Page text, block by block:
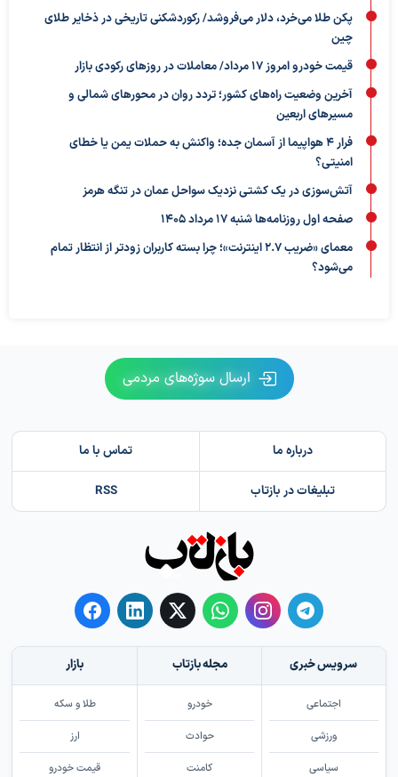
پکن طلا می‌خرد، دلار می‌فروشد/ رکوردشکنی تاریخی در ذخایر طلای
چین
قیمت خودرو امروز ۱۷ مرداد/ معاملات در روزهای رکودی بازار
آخرین وضعیت راه‌های کشور؛ تردد روان در محورهای شمالی و
مسیرهای اربعین
فرار ۴ هواپیما از آسمان جده؛ واکنش به حملات یمن یا خطای
امنیتی؟
آتش‌سوزی در یک کشتی نزدیک سواحل عمان در تنگه هرمز
صفحه اول روزنامه‌ها شنبه 17 مرداد 1405
معمای «ضریب ۲.۷ اینترنت»؛ چرا بسته کاربران زودتر از انتظار تمام
می‌شود؟
ارسال سوژه‌های مردمی
درباره ما تماس با ما
تبلیغات در بازتاب RSS
سرویس خبری
اجتماعی
ورزشی
سیاسی
مجله بازتاب
خودرو
حوادث
کامنت
بازار
طلا و سکه
ارز
قیمت خودرو